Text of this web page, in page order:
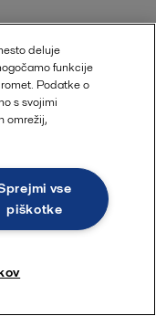
deluje
funkcije
Podatke o
s svojimi
omrežij,
vse
piškotke